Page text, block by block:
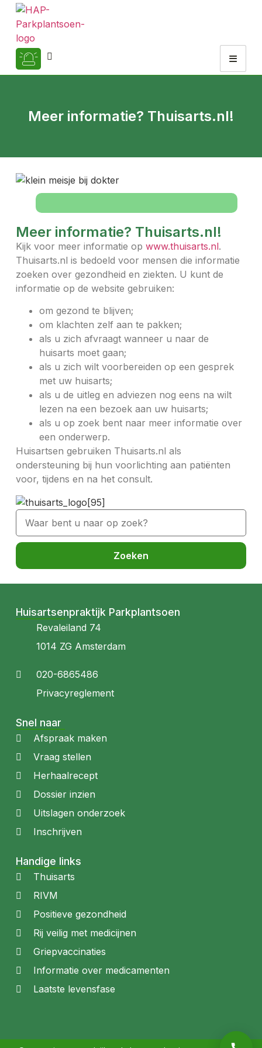
Meer informatie? Thuisarts.nl!
Meer informatie? Thuisarts.nl!
Kijk voor meer informatie op www.thuisarts.nl.
Thuisarts.nl is bedoeld voor mensen die informatie
zoeken over gezondheid en ziekten. U kunt de
informatie op de website gebruiken:
om gezond te blijven;
om klachten zelf aan te pakken;
als u zich afvraagt wanneer u naar de
huisarts moet gaan;
als u zich wilt voorbereiden op een gesprek
met uw huisarts;
als u de uitleg en adviezen nog eens na wilt
lezen na een bezoek aan uw huisarts;
als u op zoek bent naar meer informatie over
een onderwerp.
Huisartsen gebruiken Thuisarts.nl als
ondersteuning bij hun voorlichting aan patiënten
voor, tijdens en na het consult.
Zoeken
Huisartsenpraktijk Parkplantsoen
Revaleiland 74
1014 ZG Amsterdam
020-6865486
Privacyreglement
Snel naar
Afspraak maken
Vraag stellen
Herhaalrecept
Dossier inzien
Uitslagen onderzoek
Inschrijven
Handige links
Thuisarts
RIVM
Positieve gezondheid
Rij veilig met medicijnen
Griepvaccinaties
Informatie over medicamenten
Laatste levensfase